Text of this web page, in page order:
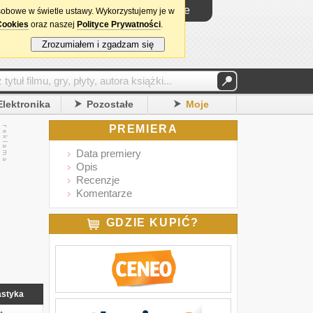
Logowanie
Pozostałe Moje
PREMIERA
Data premiery
Opis
Recenzje
Komentarze
GDZIE KUPIĆ?
w świetle ustawy. Wykorzystujemy je w
oraz naszej Polityce Prywatności.
Zrozumiałem i zgadzam się